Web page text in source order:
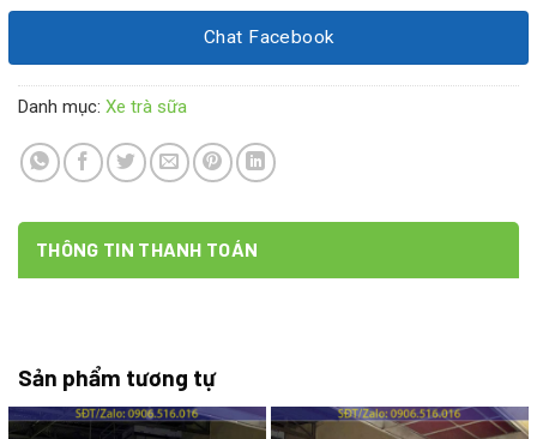
Chat Facebook
Danh mục: Xe trà sữa
THÔNG TIN THANH TOÁN
Sản phẩm tương tự